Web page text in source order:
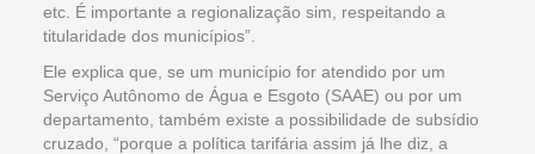
etc. É importante a regionalização sim, respeitando a
titularidade dos municípios”.
Ele explica que, se um município for atendido por um
Serviço Autônomo de Água e Esgoto (SAAE) ou por um
departamento, também existe a possibilidade de subsídio
cruzado, “porque a política tarifária assim já lhe diz, a